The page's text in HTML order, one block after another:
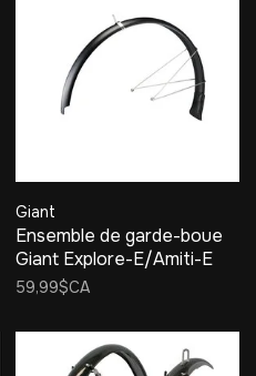
Giant
Ensemble de garde-boue
Giant Explore-E/Amiti-E
59,99$CA